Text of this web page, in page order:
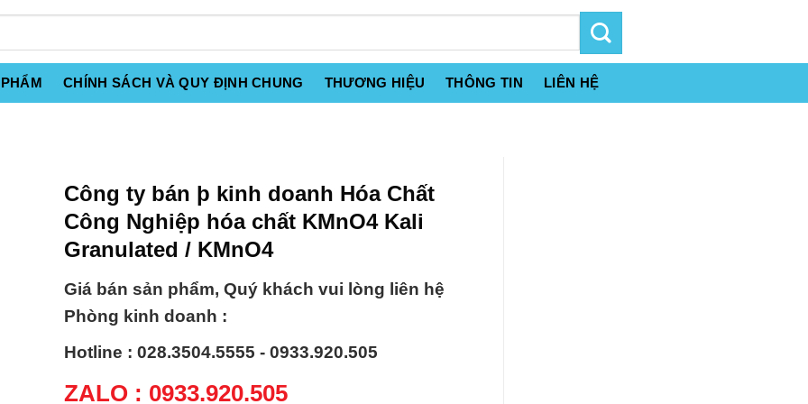
CHÍNH SÁCH VÀ QUY ĐỊNH CHUNG THƯƠNG HIỆU THÔNG TIN LIÊN HỆ
Công ty bán þ kinh doanh Hóa Chất
Công Nghiệp hóa chất KMnO4 Kali
Granulated / KMnO4
Giá bán sản phẩm, Quý khách vui lòng liên hệ
Phòng kinh doanh :
Hotline : 028.3504.5555 - 0933.920.505
ZALO : 0933.920.505